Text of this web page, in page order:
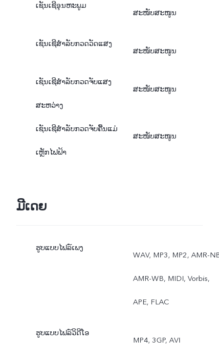
ເຊັນເຊີອຸນຫະພູມ
ສະໜັບສະໜູນ
ເຊັນເຊີສຳລັບກວດວັດແສງ
ສະໜັບສະໜູນ
ເຊັນເຊີສຳລັບກວດຈັບແສງ
ສະຫວ່າງ
ສະໜັບສະໜູນ
ເຊັນເຊີສຳລັບກວດຈັບຄື້ນແມ່
ເຫຼັກໄຟຟ້າ
ສະໜັບສະໜູນ
ມີເດຍ
ຮູບແບບໄຟລ໌ເພງ
WAV, MP3, MP2, AMR-
AMR-WB, MIDI, Vorbis,
APE, FLAC
ຮູບແບບໄຟລ໌ວິດີໂອ
MP4, 3GP, AVI